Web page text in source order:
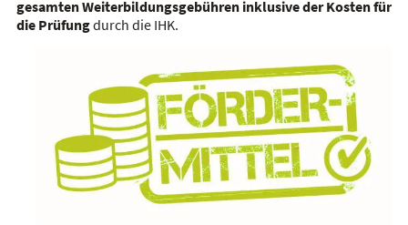
gesamten Weiterbildungsgebühren inklusive der Kosten für
die Prüfungdurch die IHK.